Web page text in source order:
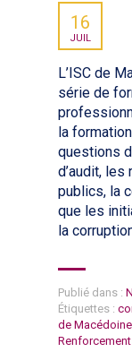
16
JUIL
L’ISC de
série de
la
questions
d’audit,
publics, la
que les
la
Publié dans :
Étiquettes :
de